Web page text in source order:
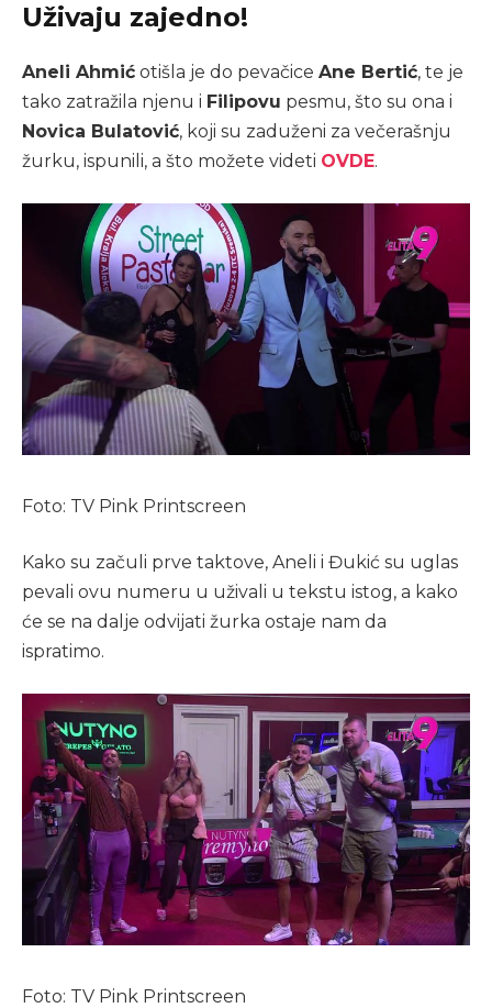
Uživaju zajedno!
Aneli Ahmić otišla je do pevačice Ane Bertić, te je
tako zatražila njenu i Filipovu pesmu, što su ona i
Novica Bulatović, koji su zaduženi za večerašnju
žurku, ispunili, a što možete videti OVDE.
Foto: TV Pink Printscreen
Kako su začuli prve taktove, Aneli i Đukić su uglas
pevali ovu numeru u uživali u tekstu istog, a kako
će se na dalje odvijati žurka ostaje nam da
ispratimo.
Foto: TV Pink Printscreen